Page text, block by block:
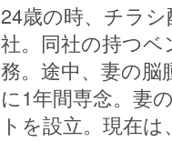
24歳の時、チラ
社。同社の持つ
務。途中、妻の脳
に1年間専念。妻
トを設立。現在